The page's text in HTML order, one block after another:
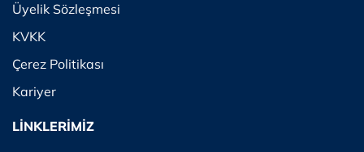
Üyelik Sözleşmesi
KVKK
Çerez Politikası
Kariyer
LİNKLERİMİZ